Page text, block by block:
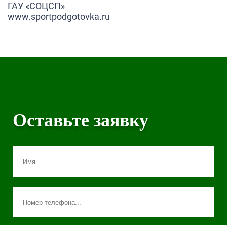
ГАУ «СОЦСП»
www.sportpodgotovka.ru
Оставьте заявку